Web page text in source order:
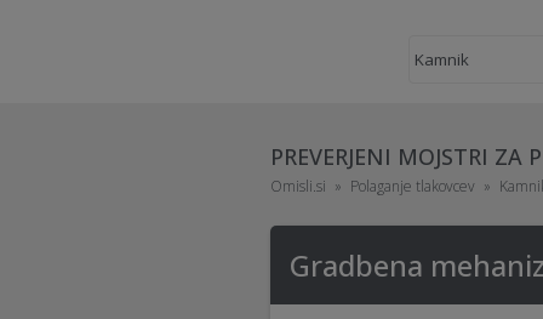
PREVERJENI MOJSTRI ZA
Omisli.si Polaganje tlakovcev
Gradbena